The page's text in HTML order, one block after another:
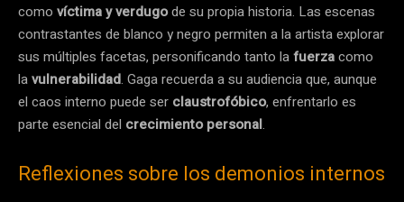
como víctima y verdugode su propia historia. Las escenas
contrastantes de blanco y negro permiten a la artista explorar
sus múltiples facetas, personificando tanto lafuerzacomo
lavulnerabilidad. Gaga recuerda a su audiencia que, aunque
el caos interno puede ser claustrofóbico, enfrentarlo es
parte esencial del crecimiento personal.
Reflexiones sobre los demonios internos